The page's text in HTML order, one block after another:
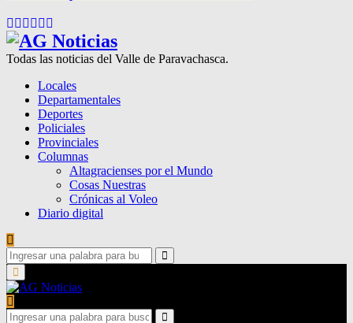
Facebook
Twitter
Instagram
Pinterest
Google
Todas las noticias del Valle de Paravachasca.
Locales
Departamentales
Deportes
Policiales
Provinciales
Columnas
Altagracienses por el Mundo
Cosas Nuestras
Crónicas al Voleo
Diario digital
Search
for:
Search
Primary
Menu
Search